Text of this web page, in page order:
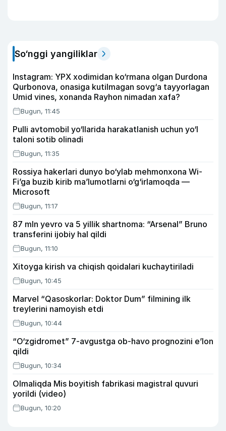
So‘nggi yangiliklar
Instagram: YPX xodimidan ko‘rmana olgan Durdona
Qurbonova, onasiga kutilmagan sovg‘a tayyorlagan
Umid vines, xonanda Rayhon nimadan xafa?
Bugun, 11:45
Pulli avtomobil yo‘llarida harakatlanish uchun yo‘l
taloni sotib olinadi
Bugun, 11:35
Rossiya hakerlari dunyo bo‘ylab mehmonxona Wi-
Fi’ga buzib kirib ma’lumotlarni o‘g‘irlamoqda —
Microsoft
Bugun, 11:17
87 mln yevro va 5 yillik shartnoma: “Arsenal” Bruno
transferini ijobiy hal qildi
Bugun, 11:10
Xitoyga kirish va chiqish qoidalari kuchaytiriladi
Bugun, 10:45
Marvel “Qasoskorlar: Doktor Dum” filmining ilk
treylerini namoyish etdi
Bugun, 10:44
“O‘zgidromet” 7-avgustga ob-havo prognozini e’lon
qildi
Bugun, 10:34
Olmaliqda Mis boyitish fabrikasi magistral quvuri
yorildi (video)
Bugun, 10:20